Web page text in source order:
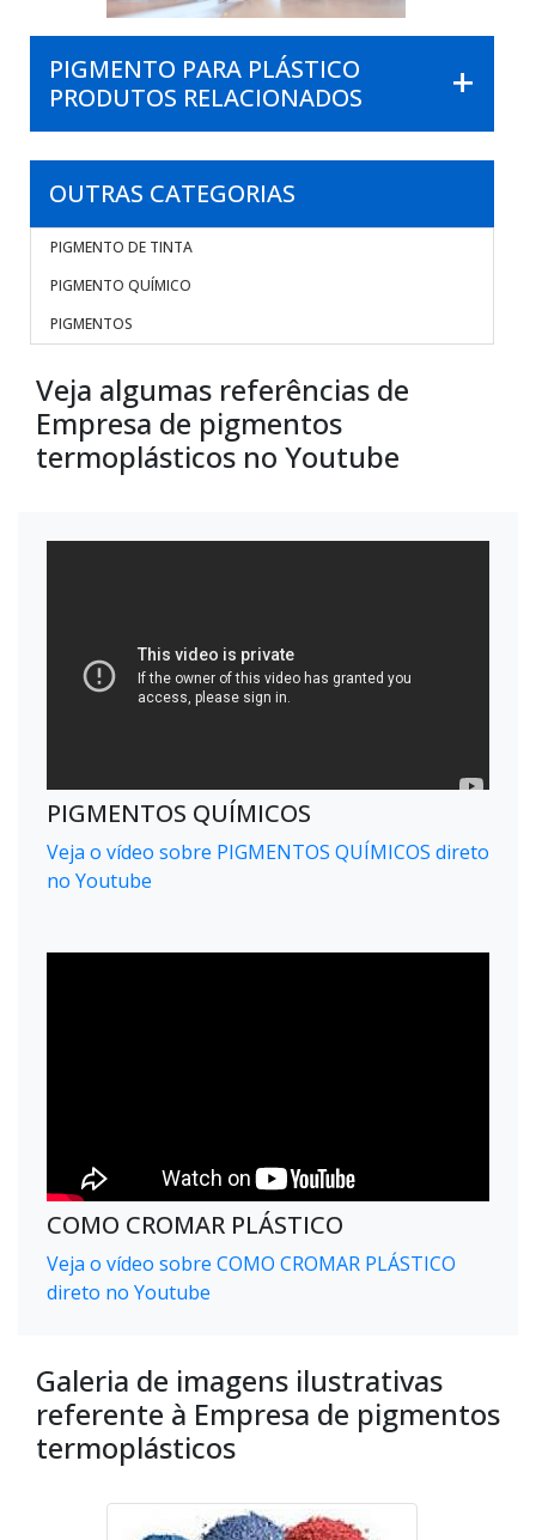
PIGMENTO PARA PLÁSTICO
PRODUTOS RELACIONADOS
OUTRAS CATEGORIAS
PIGMENTO DE TINTA
PIGMENTO QUÍMICO
PIGMENTOS
Veja algumas referências de
Empresa de pigmentos
termoplásticos no Youtube
PIGMENTOS QUÍMICOS
Veja o vídeo sobre PIGMENTOS QUÍMICOS direto
no Youtube
COMO CROMAR PLÁSTICO
Veja o vídeo sobre COMO CROMAR PLÁSTICO
direto no Youtube
Galeria de imagens ilustrativas
referente à Empresa de pigmentos
termoplásticos